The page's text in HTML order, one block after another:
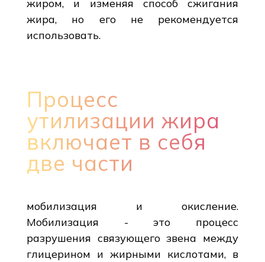
жиром, и изменяя способ сжигания
жира, но его не рекомендуется
использовать.
Процесс
утилизации жира
включает в себя
две части
мобилизация и окисление.
Мобилизация - это процесс
разрушения связующего звена между
глицерином и жирными кислотами, в